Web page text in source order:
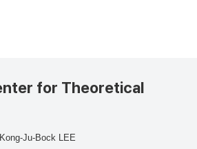
for Theoretical
Kong-Ju-Bock LEE